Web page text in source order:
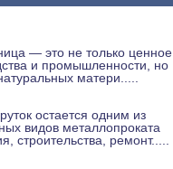
— это не только ценное
и промышленности, но
матери
остается одним из
видов металлопроката
строительства, ремонт.....